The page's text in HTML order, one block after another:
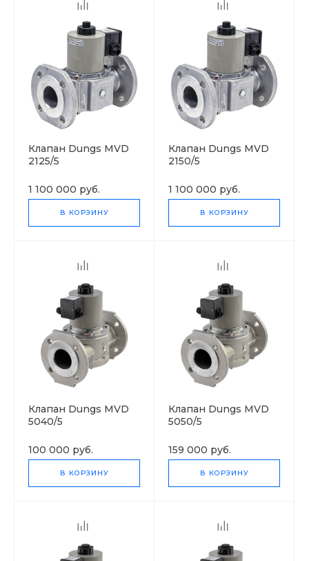
Клапан Dungs MVD
2125/5
1 100 000 руб.
В КОРЗИНУ
Клапан Dungs MVD
2150/5
1 100 000 руб.
В КОРЗИНУ
Клапан Dungs MVD
5040/5
100 000 руб.
В КОРЗИНУ
Клапан Dungs MVD
5050/5
159 000 руб.
В КОРЗИНУ